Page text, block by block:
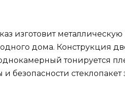
изготовит
дома. Конструкция
тонируется
безопасности